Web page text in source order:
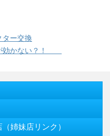
ター交換
効かない？！
姉妹店リンク）